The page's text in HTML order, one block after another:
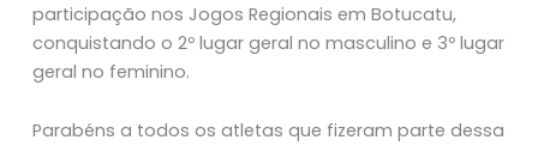
participação nos Jogos Regionais em Botucatu,
conquistando o 2º lugar geral no masculino e 3º lugar
geral no feminino.
Parabéns a todos os atletas que fizeram parte dessa